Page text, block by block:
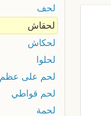
لحف
لحقاش
لحكاش
لحلوا
لحم على عظم
لحم قواطي
لحمة